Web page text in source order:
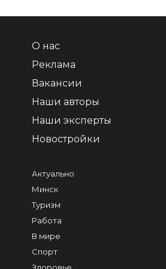
О нас
Реклама
Вакансии
Наши авторы
Наши эксперты
Новостройки
Актуально
Минск
Туризм
Работа
В мире
Спорт